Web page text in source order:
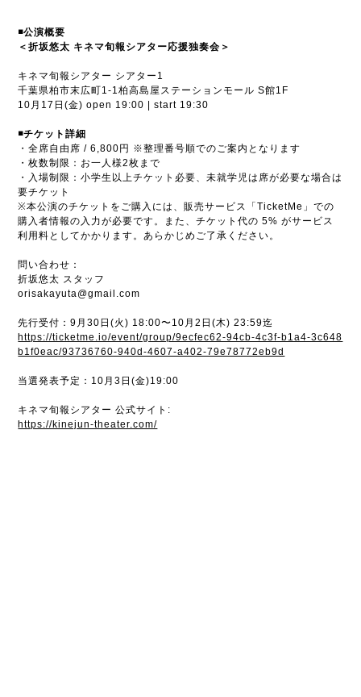
◾️公演概要
＜折坂悠太 キネマ旬報シアター応援独奏会＞
キネマ旬報シアター シアター1
千葉県柏市末広町1-1柏高島屋ステーションモール S館1F
10月17日(金) open 19:00 | start 19:30
◾️チケット詳細
・全席自由席 / 6,800円 ※整理番号順でのご案内となります
・枚数制限：お一人様2枚まで
・入場制限：小学生以上チケット必要、未就学児は席が必要な場合は
要チケット
※本公演のチケットをご購入には、販売サービス「TicketMe」での
購入者情報の入力が必要です。また、チケット代の 5% がサービス
利用料としてかかります。あらかじめご了承ください。
問い合わせ：
折坂悠太 スタッフ
orisakayuta@gmail.com
先行受付：9月30日(火) 18:00〜10月2日(木) 23:59迄
https://ticketme.io/event/group/9ecfec62-94cb-4c3f-b1a4-3c648
b1f0eac/93736760-940d-4607-a402-79e78772eb9d
当選発表予定：10月3日(金)19:00
キネマ旬報シアター 公式サイト:
https://kinejun-theater.com/